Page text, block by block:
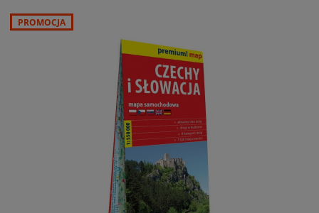
PROMOCJA